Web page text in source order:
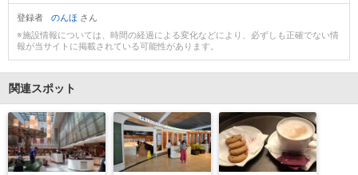
登録者 のんほ さん
※施設情報については、時間の経過による変化などにより、必ずしも正確でない情
報が当サイトに掲載されている可能性があります。
関連スポット